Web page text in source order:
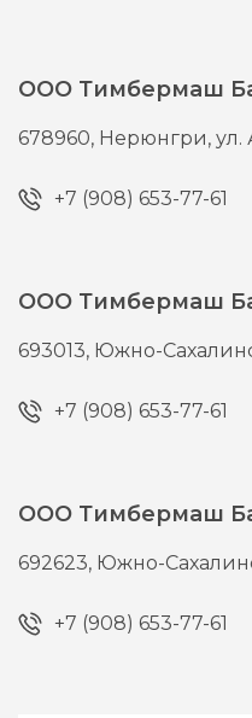
ООО Тимбермаш
678960, Нерюнгри,ул.
+7 (908) 653-77-61
ООО Тимбермаш
693013, Южно-
+7 (908) 653-77-61
ООО Тимбермаш
692623, Южно-
+7 (908) 653-77-61